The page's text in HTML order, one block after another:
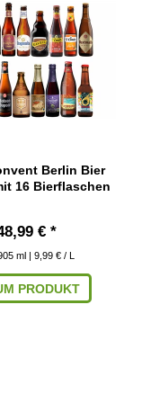
Berlin Bier
16 Bierflaschen
€ *
ml | 9,99 € / L
PRODUKT